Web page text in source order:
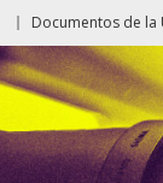
Documentos de la